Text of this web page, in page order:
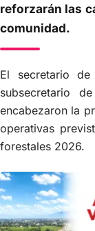
reforzarán las
comunidad.
El secretario
subsecretario
encabezaron la
operativas
forestales 2026.